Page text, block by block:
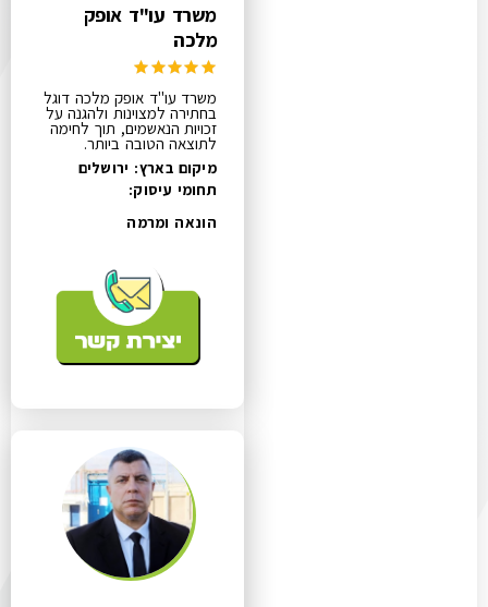
משרד עו"ד אופק
מלכה
משרד עו"ד אופק מלכה דוגל
בחתירה למצוינות ולהגנה על
זכויות הנאשמים, תוך לחימה
לתוצאה הטובה ביותר.
מיקום בארץ: ירושלים
תחומי עיסוק:
הונאה ומרמה